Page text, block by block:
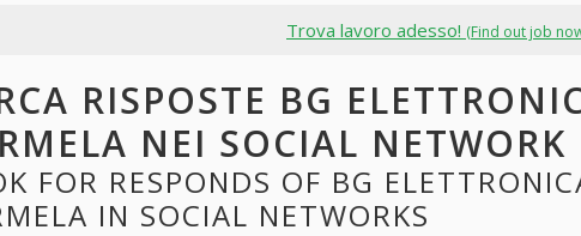
Trova lavoro adesso! (Find out job
RISPOSTE BG
NEI SOCIAL NETWORK
FOR RESPONDS OF BG
IN SOCIAL NETWORKS